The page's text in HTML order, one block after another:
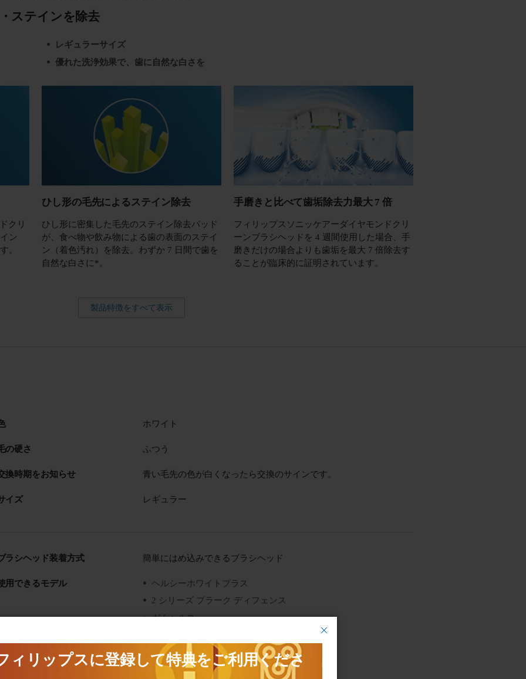
ステインを除去
レギュラーサイズ
優れた洗浄効果で、歯に自然な白さを
クリ
ン
。
ひし形の毛先によるステイン除去
ひし形に密集した毛先のステイン除去パッド
が、食べ物や飲み物による歯の表面のステイ
ン（着色汚れ）を除去。わずか 7 日間で歯を
自然な白さに*。
手磨きと比べて歯垢除去力最大 7 倍
フィリップスソニッケアーダイヤモンドクリ
ーンブラシヘッドを 4 週間使用した場合、手
磨きだけの場合よりも歯垢を最大 7 倍除去す
ることが臨床的に証明されています。
製品特徴をすべて表示
ホワイト
の硬さ ふつう
換時期をお知らせ 青い毛先の色が白くなったら交換のサインです。
イズ レギュラー
ラシヘッド装着方式 簡単にはめ込みできるブラシヘッド
用できるモデル
ヘルシーホワイトプラス
2 シリーズ プラーク ディフェンス
ガムヘルス
イージークリーン
フレックスケアー